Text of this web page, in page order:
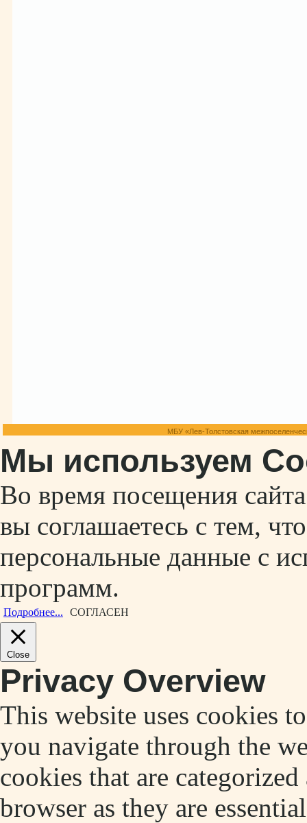
МБУ «Лев-Толстовская
Мы используем
Во время посещения
вы соглашаетесь с тем,
персональные данные с
программ.
Подробнее... СОГЛАСЕН
Close
Privacy Overview
This website uses cookies
you navigate through the
cookies that are
browser as they are